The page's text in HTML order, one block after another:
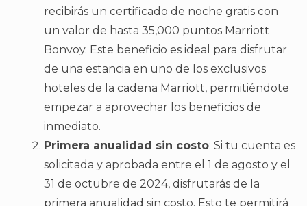
recibirás un certificado de noche gratis con
un valor de hasta 35,000 puntos Marriott
Bonvoy. Este beneficio es ideal para disfrutar
de una estancia en uno de los exclusivos
hoteles de la cadena Marriott, permitiéndote
empezar a aprovechar los beneficios de
inmediato.
Primera anualidad sin costo: Si tu cuenta es
solicitada y aprobada entre el 1 de agosto y el
31 de octubre de 2024, disfrutarás de la
primera anualidad sin costo. Esto te permitirá